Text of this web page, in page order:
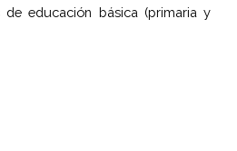
de educación básica (primaria y